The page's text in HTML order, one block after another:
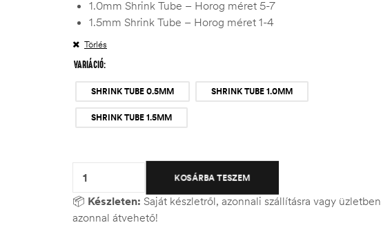
1.0mm Shrink Tube – Horog méret 5-7
1.5mm Shrink Tube – Horog méret 1-4
VARIÁCIÓ
SHRINK TUBE 0.5MM SHRINK TUBE 1.0MM
SHRINK TUBE 1.5MM
Törlés
KOSÁRBA TESZEM
📦 Készleten: Saját készletről, azonnali szállításra vagy üzletben
azonnal átvehető!